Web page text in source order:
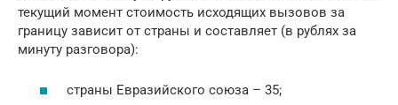
текущий момент стоимость исходящих вызовов за
границу зависит от страны и составляет (в рублях за
минуту разговора):
страны Евразийского союза – 35;